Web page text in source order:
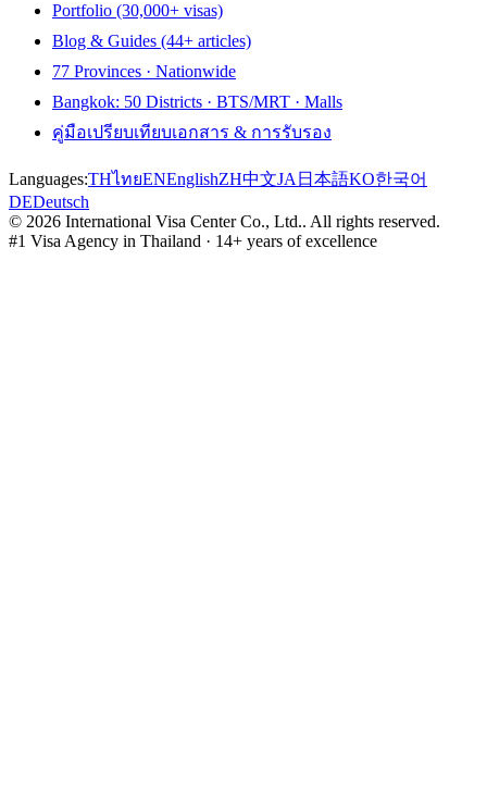
Portfolio (30,000+ visas)
Blog & Guides (44+ articles)
77 Provinces · Nationwide
Bangkok: 50 Districts · BTS/MRT · Malls
คู่มือเปรียบเทียบเอกสาร & การรับรอง
Languages:THไทยENEnglishZH中文JA 日本語KO한국어
DEDeutsch
© 2026 International Visa Center Co., Ltd.. All rights reserved.
#1 Visa Agency in Thailand · 14+ years of excellence